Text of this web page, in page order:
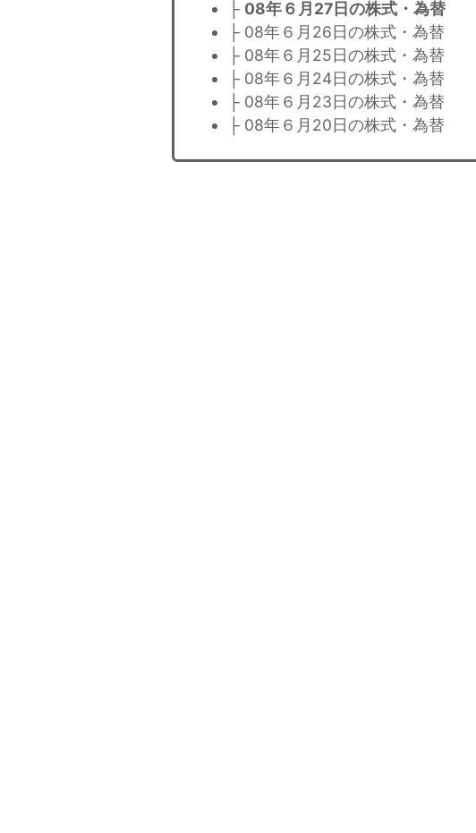
├ 08年６月27日の株式・為替
├ 08年６月26日の株式・為替
├ 08年６月25日の株式・為替
├ 08年６月24日の株式・為替
├ 08年６月23日の株式・為替
├ 08年６月20日の株式・為替